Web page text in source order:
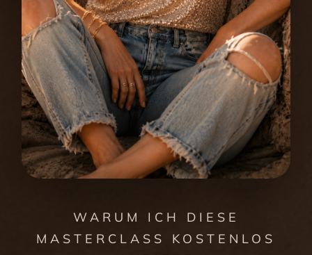
WARUM ICH DIESE
MASTERCLASS KOSTENLOS